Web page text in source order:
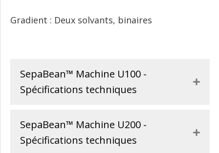
Gradient : Deux solvants, binaires
SepaBean™ Machine U100 -
Spécifications techniques
SepaBean™ Machine U200 -
Spécifications techniques